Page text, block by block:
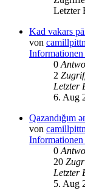
Letzter
Kad vakars
von
0
2
Letzter
6. Aug
Qazandığım
von
0
20
Letzter
5. Aug